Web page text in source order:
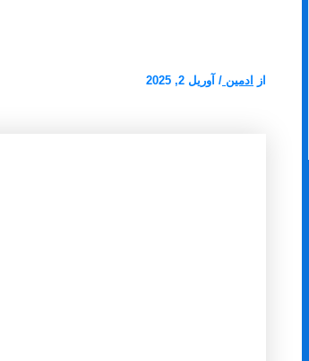
از ادمین / آوریل 2, 2025